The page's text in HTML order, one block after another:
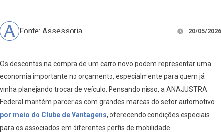
Fonte: Assessoria 20/05/2026
Os descontos na compra de um carro novo podem representar uma
economia importante no orçamento, especialmente para quem já
vinha planejando trocar de veículo. Pensando nisso, a ANAJUSTRA
Federal mantém parcerias com grandes marcas do setor automotivo
por meio do Clube de Vantagens, oferecendo condições especiais
para os associados em diferentes perfis de mobilidade.